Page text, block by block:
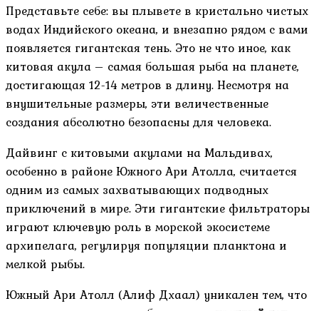
Представьте себе: вы плывете в кристально чистых
водах Индийского океана, и внезапно рядом с вами
появляется гигантская тень. Это не что иное, как
китовая акула – самая большая рыба на планете,
достигающая 12-14 метров в длину. Несмотря на
внушительные размеры, эти величественные
создания абсолютно безопасны для человека.
Дайвинг с китовыми акулами на Мальдивах,
особенно в районе Южного Ари Атолла, считается
одним из самых захватывающих подводных
приключений в мире. Эти гигантские фильтраторы
играют ключевую роль в морской экосистеме
архипелага, регулируя популяции планктона и
мелкой рыбы.
Южный Ари Атолл (Алиф Дхаал) уникален тем, что